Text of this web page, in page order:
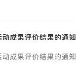
成果评价结果的通知
成果评价结果的通知